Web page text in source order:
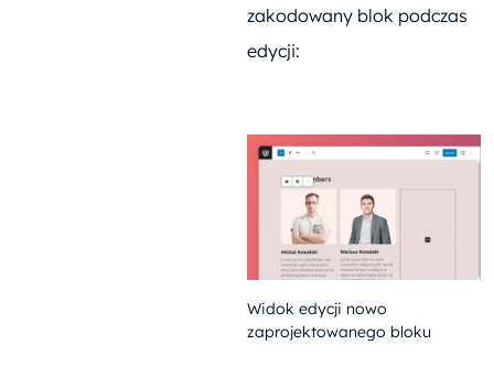
zakodowany blok podczas
edycji:
Widok edycji nowo
zaprojektowanego bloku